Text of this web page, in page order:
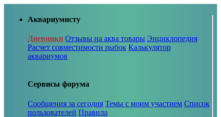
Аквариумисту
Дневники Отзывы на аква товары Энциклопедия
Расчет совместимости рыбок Калькулятор
аквариумов
Сервисы форума
Сообщения за сегодня Темы с моим участием Список
пользователей Правила